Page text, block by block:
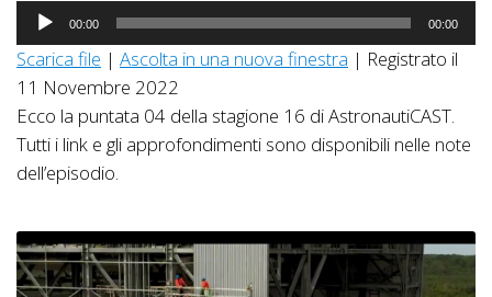
Audio
Player
00:00 00:00
Scarica file | Ascolta in una nuova finestra | Registrato il
11 Novembre 2022
Ecco la puntata 04 della stagione 16 di AstronautiCAST.
Tutti i link e gli approfondimenti sono disponibili nelle note
dell’episodio.